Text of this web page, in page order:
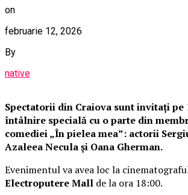
on
februarie 12, 2026
By
native
Spectatorii din Craiova sunt invitați pe
întâlnire specială cu o parte din
comediei „În pielea mea”: actorii
Azaleea Necula și Oana Gherman.
Evenimentul va avea loc la
Electroputere Mall de la ora 18:00.